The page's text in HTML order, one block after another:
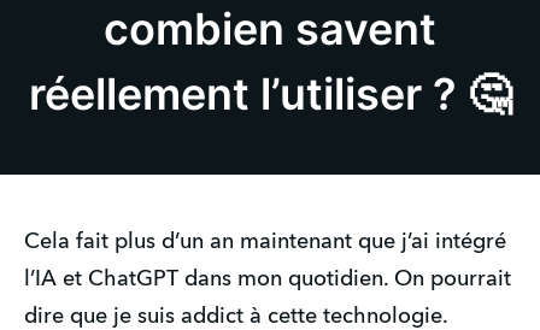
combien savent
réellement l’utiliser ? 🤔
Cela fait plus d’un an maintenant que j’ai intégré
l’IA et ChatGPT dans mon quotidien. On pourrait
dire que je suis addict à cette technologie.